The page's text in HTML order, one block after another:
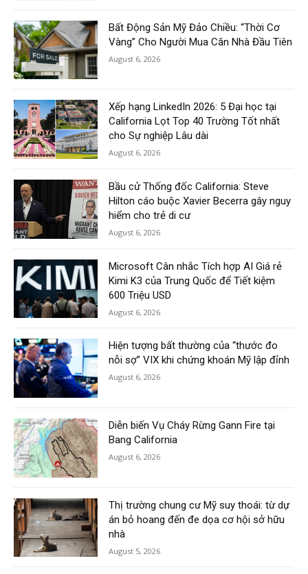
Bất Động Sản Mỹ Đảo Chiều: “Thời Cơ
Vàng” Cho Người Mua Căn Nhà Đầu Tiên
August 6, 2026
Xếp hạng LinkedIn 2026: 5 Đại học tại
California Lọt Top 40 Trường Tốt nhất
cho Sự nghiệp Lâu dài
August 6, 2026
Bầu cử Thống đốc California: Steve
Hilton cáo buộc Xavier Becerra gây nguy
hiểm cho trẻ di cư
August 6, 2026
Microsoft Cân nhắc Tích hợp AI Giá rẻ
Kimi K3 của Trung Quốc để Tiết kiệm
600 Triệu USD
August 6, 2026
Hiện tượng bất thường của “thước đo
nỗi sợ” VIX khi chứng khoán Mỹ lập đỉnh
August 6, 2026
Diễn biến Vụ Cháy Rừng Gann Fire tại
Bang California
August 6, 2026
Thị trường chung cư Mỹ suy thoái: từ dự
án bỏ hoang đến đe dọa cơ hội sở hữu
nhà
August 5, 2026